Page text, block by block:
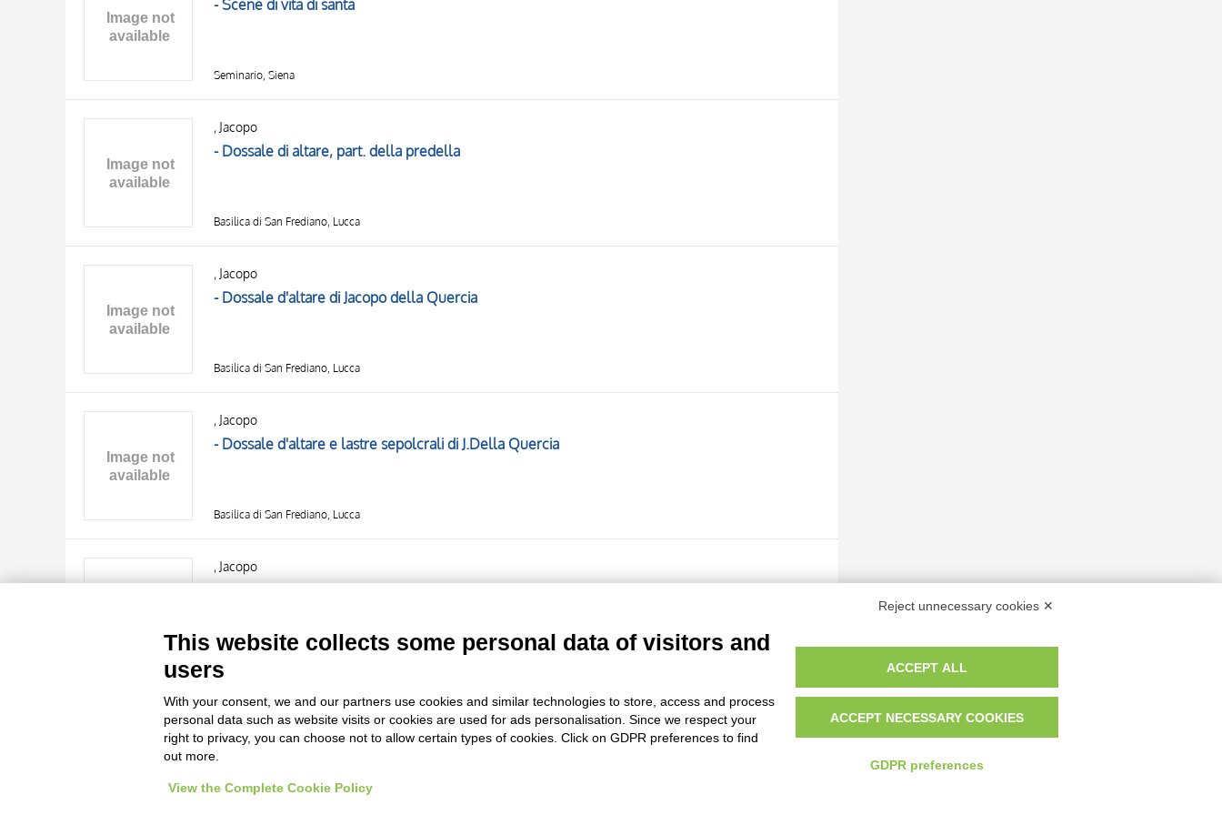
- Scene di vita di santa
Seminario, Siena
, Jacopo
- Dossale di altare, part. della predella
Basilica di San Frediano, Lucca
, Jacopo
- Dossale d'altare di Jacopo della Quercia
Basilica di San Frediano, Lucca
, Jacopo
- Dossale d'altare e lastre sepolcrali di J.Della Quercia
Basilica di San Frediano, Lucca
, Jacopo
TITLE
DATE
10 RESULTS
Page of6438 - results from11to20of64373
Le immagini e le foto presenti in questo sito sono soggette alle norme sul diritto d’autore, legge 22 aprile 1941 n. 633. I diritti degli autori, degli artisti e dei fotografi che hanno realizzato le opere e le immagini, degli enti e
Reject unnecessary cookies ✕
This website collects some personal data of visitors and
users
With your consent, we and our partners use cookies and similar technologies to store, access and process
personal data such as website visits or cookies are used for ads personalisation. Since we respect your
right to privacy, you can choose not to allow certain types of cookies. Click on GDPR preferences to find
out more.
View the Complete Cookie Policy
ACCEPT ALL
ACCEPT NECESSARY COOKIES
GDPR preferences